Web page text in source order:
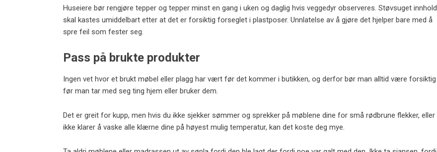
Huseiere bør rengjøre tepper og tepper minst en gang i uken og daglig hvis veggedyr observeres. Støvsuget innhold
skal kastes umiddelbart etter at det er forsiktig forseglet i plastposer. Unnlatelse av å gjøre det hjelper bare med å
spre feil som fester seg.
Pass på brukte produkter
Ingen vet hvor et brukt møbel eller plagg har vært før det kommer i butikken, og derfor bør man alltid være forsiktig
før man tar med seg ting hjem eller bruker dem.
Det er greit for kupp, men hvis du ikke sjekker sømmer og sprekker på møblene dine for små rødbrune flekker, eller
ikke klarer å vaske alle klærne dine på høyest mulig temperatur, kan det koste deg mye.